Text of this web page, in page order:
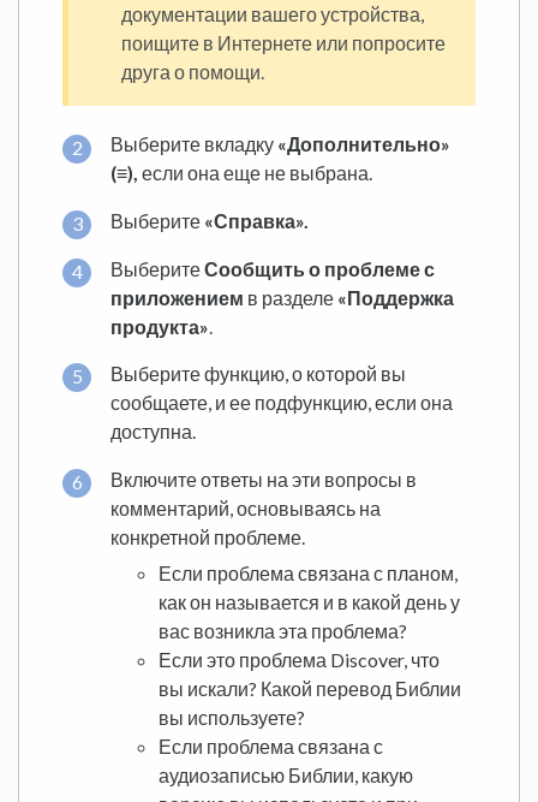
документации вашего устройства,
поищите в Интернете или попросите
друга о помощи.
Выберите вкладку «Дополнительно»
(≡), если она еще не выбрана.
Выберите «Справка».
ВыберитеСообщить о проблеме с
приложением в разделе «Поддержка
продукта»
Выберите функцию, о которой вы
сообщаете, и ее подфункцию, если она
доступна.
Включите ответы на эти вопросы в
комментарий, основываясь на
конкретной проблеме.
Если проблема связана с планом,
как он называется и в какой день у
вас возникла эта проблема?
Если это проблема Discover, что
вы искали? Какой перевод Библии
вы используете?
Если проблема связана с
аудиозаписью Библии, какую